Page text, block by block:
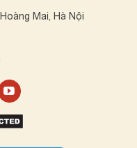
Mai, Hà Nội